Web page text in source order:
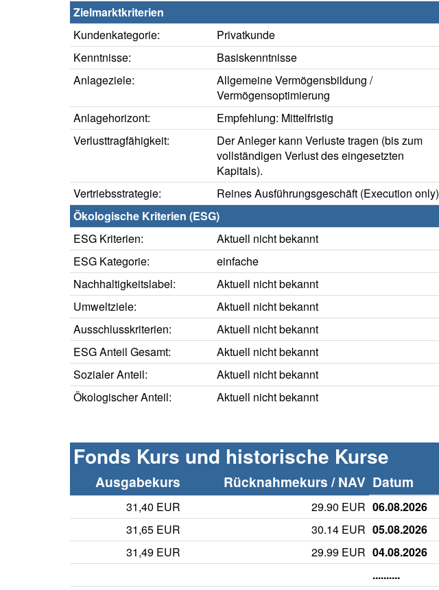
Zielmarktkriterien
Kundenkategorie:
Privatkunde
Kenntnisse:
Basiskenntnisse
Anlageziele:
Allgemeine Vermögensbildung /
Vermögensoptimierung
Anlagehorizont:
Empfehlung: Mittelfristig
Verlusttragfähigkeit:
Der Anleger kann Verluste tragen (bis zum
vollständigen Verlust des eingesetzten
Kapitals).
Vertriebsstrategie:
Reines Ausführungsgeschäft (Execution only)
Ökologische Kriterien (ESG)
ESG Kriterien:
Aktuell nicht bekannt
ESG Kategorie:
einfache
Nachhaltigkeitslabel:
Aktuell nicht bekannt
Umweltziele:
Aktuell nicht bekannt
Ausschlusskriterien:
Aktuell nicht bekannt
ESG Anteil Gesamt:
Aktuell nicht bekannt
Sozialer Anteil:
Aktuell nicht bekannt
Ökologischer Anteil:
Aktuell nicht bekannt
Fonds Kurs und historische Kurse
Ausgabekurs Rücknahmekurs / NAV Datum
31,40 EUR 29.90 EUR 06.08.2026
31,65 EUR
30.14 EUR 05.08.2026
31,49 EUR
29.99 EUR 04.08.2026
..........